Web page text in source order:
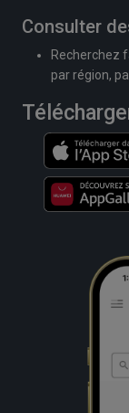
Consulter
Recherchez
par région,